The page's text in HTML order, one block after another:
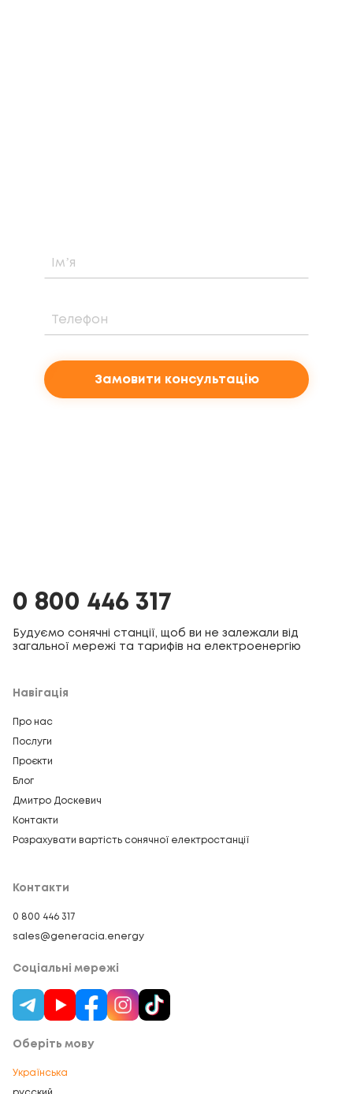
Замовити консультацію
0 800 446 317
Будуємо сонячні станції, щоб ви не залежали від
загальної мережі та тарифів на електроенергію
Навігація
Про нас
Послуги
Проєкти
Блог
Дмитро Доскевич
Контакти
Розрахувати вартість сонячної електростанції
Контакти
0 800 446 317
sales@generacia.energy
Соціальні мережі
Оберіть мову
Українська